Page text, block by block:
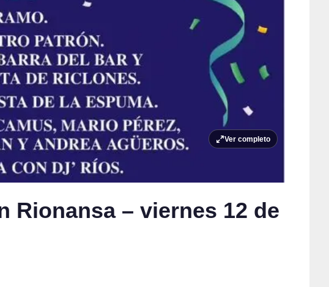
Ver completo
Rionansa – viernes 12 de